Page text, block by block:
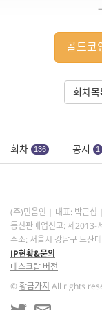
골드코
회차
회차 136 공지 1
(주)민음인 대표: 박근섭
통신판매업신고: 제2013-
주소: 서울시 강남구 도산
IP현황&문의
데스크탑 버전
©황금가지 All rights